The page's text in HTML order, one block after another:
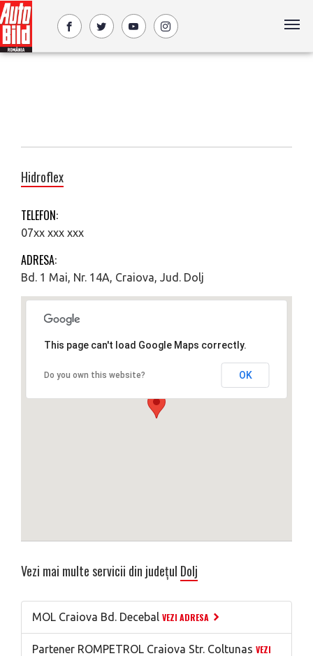
Hidroflex
TELEFON:
07xx xxx xxx
ADRESA:
Bd. 1 Mai, Nr. 14A, Craiova, Jud. Dolj
This page can't load Google Maps correctly.
Do you own this website? OK
Vezi mai multe servicii din județul Dolj
MOL Craiova Bd. Decebal VEZI ADRESA
Partener ROMPETROL Craiova Str. Coltunas VEZI